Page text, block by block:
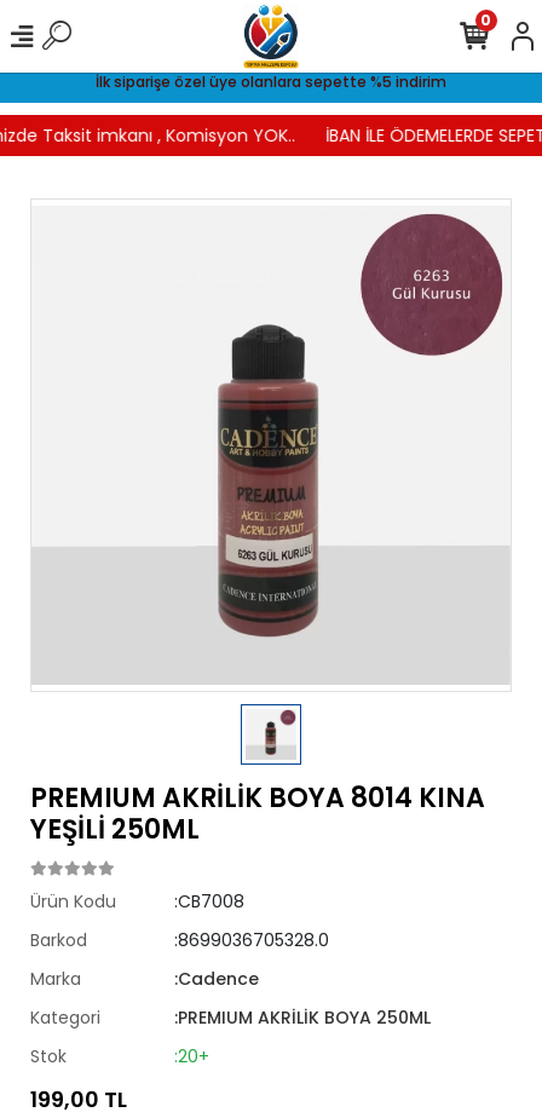
İlk siparişe özel üye olanlara sepette %5 indirim
Taksit imkanı , Komisyon YOK.. İBAN İLE ÖDEMELERDE
0
PREMIUM AKRİLİK BOYA 8014 KINA
YEŞİLİ 250ML
Ürün Kodu
:CB7008
Barkod
:8699036705328.0
Marka
:Cadence
Kategori
:PREMIUM AKRİLİK BOYA 250ML
Stok
:20+
199,00 TL